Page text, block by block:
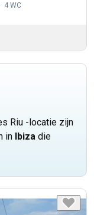
4 WC
Riu -locatie zijn
in Ibiza die